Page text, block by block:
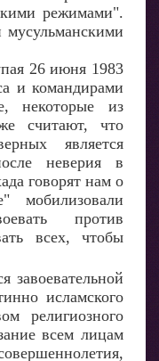
режимами".
26 июня 1983
и командирами
некоторые из
считают, что
является
неверия в
говорят нам о
мобилизовали
против
всех, чтобы
завоевательной
исламского
религиозного
всем лицам